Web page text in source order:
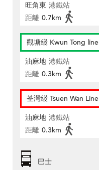
旺角東 港鐵站
距離 0.7km
觀塘綫 Kwun Tong line
油麻地 港鐵站
距離 0.3km
荃灣綫 Tsuen Wan Line
油麻地 港鐵站
距離 0.3km
巴士